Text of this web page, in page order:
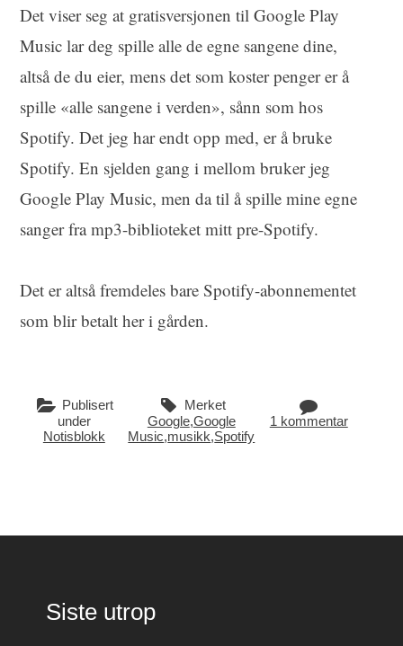
Det viser seg at gratisversjonen til Google Play
Music lar deg spille alle de egne sangene dine,
altså de du eier, mens det som koster penger er å
spille «alle sangene i verden», sånn som hos
Spotify. Det jeg har endt opp med, er å bruke
Spotify. En sjelden gang i mellom bruker jeg
Google Play Music, men da til å spille mine egne
sanger fra mp3-biblioteket mitt pre-Spotify.
Det er altså fremdeles bare Spotify-abonnementet
som blir betalt her i gården.
Publisert
under
Notisblokk
Merket
Google,Google
Music,musikk,Spotify
1 kommentar
Siste utrop